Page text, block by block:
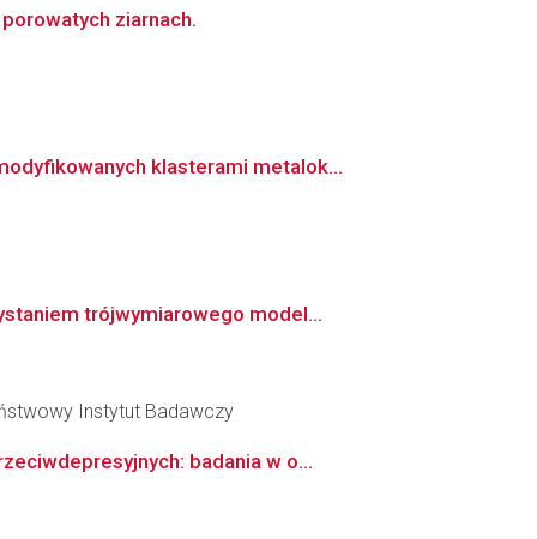
ziarnach.
klasterami metalok...
trójwymiarowego model...
Instytut Badawczy
badania w o...